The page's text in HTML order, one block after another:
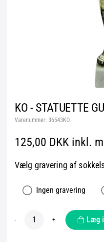
KO - STATUETTE
Varenummer: 36543KO
125,00 DKK inkl.
Vælg gravering af
Ingen gravering
- + Læg